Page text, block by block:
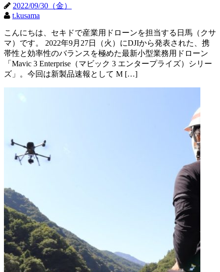
2022/09/30（金）
t.kusama
こんにちは、セキドで産業用ドローンを担当する日馬（クサ
マ）です。 2022年9月27日（火）にDJIから発表された、携
帯性と効率性のバランスを極めた最新小型業務用ドローン
「Mavic 3 Enterprise（マビック 3 エンタープライズ）シリー
ズ」。今回は新製品速報として M […]